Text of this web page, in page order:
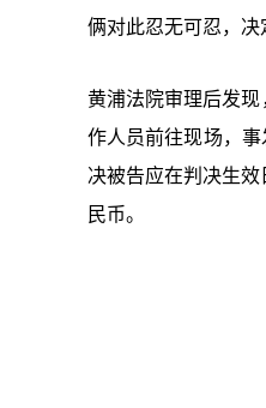
俩对此忍无可忍，决
黄浦法院审理后发
作人员前往现场，
决被告应在判决生
民币。